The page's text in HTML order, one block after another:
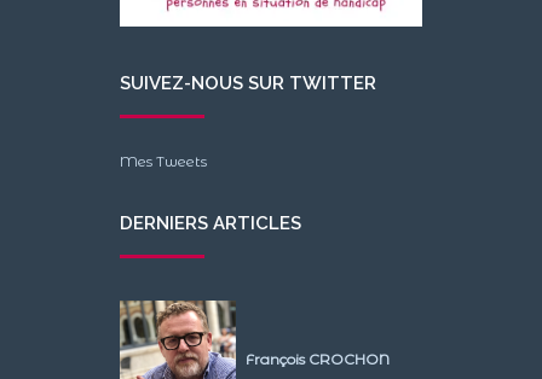
SUIVEZ-NOUS SUR TWITTER
Mes Tweets
DERNIERS ARTICLES
François CROCHON